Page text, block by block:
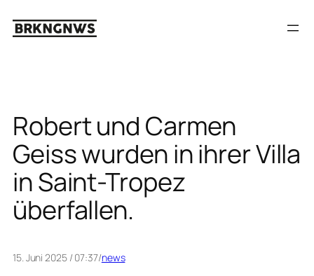
Inhalt
Robert und Carmen
Geiss wurden in ihrer Villa
in Saint-Tropez
überfallen.
15. Juni 2025 / 07:37/news